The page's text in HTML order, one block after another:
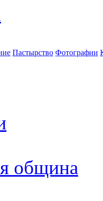
Пастырство Фотографии
община